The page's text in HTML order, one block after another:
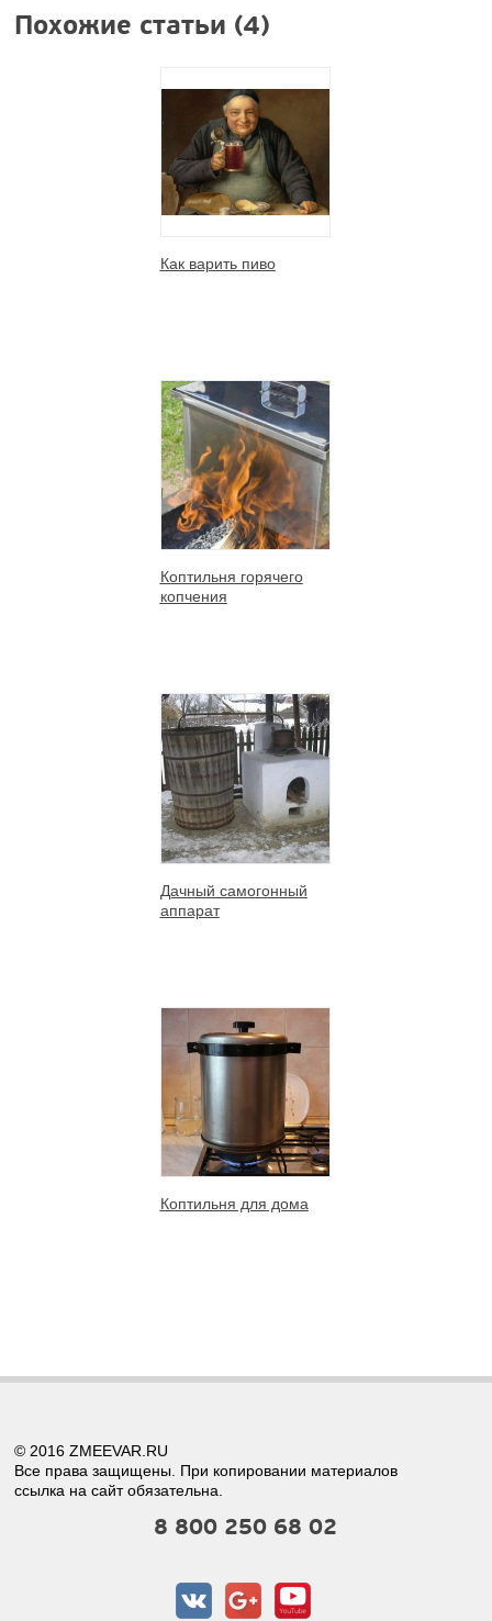
Похожие статьи (4)
Как варить пиво
Коптильня горячего
копчения
Дачный самогонный
аппарат
Коптильня для дома
© 2016 ZMEEVAR.RU
Все права защищены. При копировании материалов
ссылка на сайт обязательна.
8 800 250 68 02